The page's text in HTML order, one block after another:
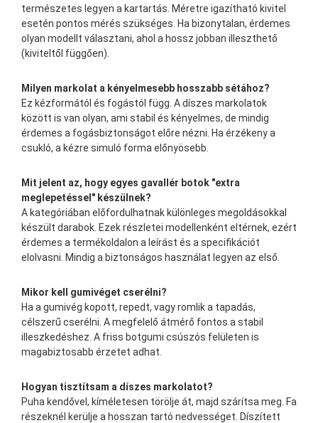
természetes legyen a kartartás. Méretre igazítható kivitel
esetén pontos mérés szükséges. Ha bizonytalan, érdemes
olyan modellt választani, ahol a hossz jobban illeszthető
(kiviteltől függően).
Milyen markolat a kényelmesebb hosszabb sétához?
Ez kézformától és fogástól függ. A díszes markolatok
között is van olyan, ami stabil és kényelmes, de mindig
érdemes a fogásbiztonságot előre nézni. Ha érzékeny a
csukló, a kézre simuló forma előnyösebb.
Mit jelent az, hogy egyes gavallér botok "extra
meglepetéssel" készülnek?
A kategóriában előfordulhatnak különleges megoldásokkal
készült darabok. Ezek részletei modellenként eltérnek, ezért
érdemes a termékoldalon a leírást és a specifikációt
elolvasni. Mindig a biztonságos használat legyen az első.
Mikor kell gumivéget cserélni?
Ha a gumivég kopott, repedt, vagy romlik a tapadás,
célszerű cserélni. A megfelelő átmérő fontos a stabil
illeszkedéshez. A friss botgumi csúszós felületen is
magabiztosabb érzetet adhat.
Hogyan tisztítsam a díszes markolatot?
Puha kendővel, kíméletesen törölje át, majd szárítsa meg. Fa
részeknél kerülje a hosszan tartó nedvességet. Díszített